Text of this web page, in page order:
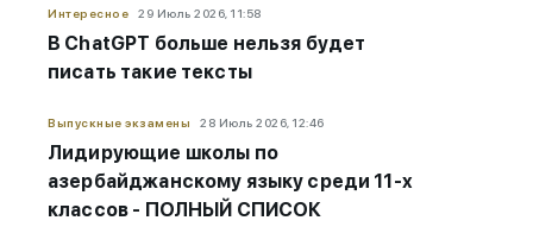
Интересное 29 Июль 2026, 11:58
В ChatGPT больше нельзя будет
писать такие тексты
Выпускные экзамены 28 Июль 2026, 12:46
Лидирующие школы по
азербайджанскому языку среди 11-х
классов - ПОЛНЫЙ СПИСОК